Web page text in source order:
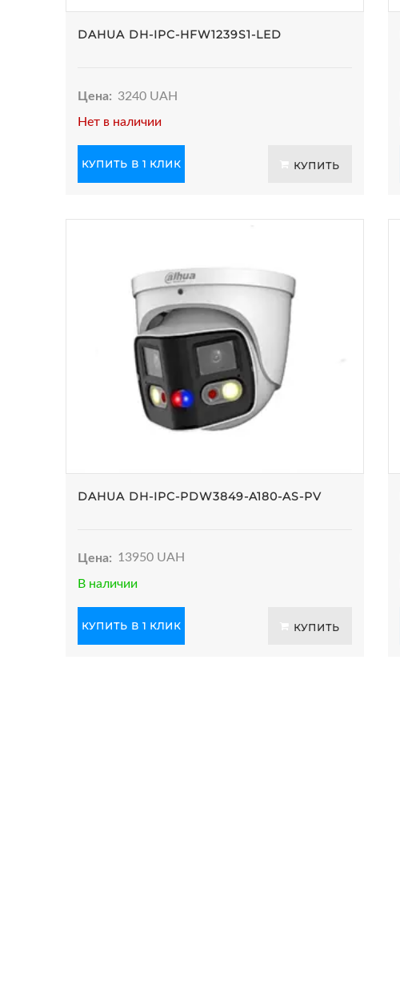
DAHUA DH-IPC-HFW1239S1-LED
Цена: 3240 UAH
Нет в наличии
КУПИТЬ В 1 КЛИК КУПИТЬ
DAHUA DH-IPC-PDW3849-A180-AS-PV
Цена: 13950 UAH
В наличии
КУПИТЬ В 1 КЛИК КУПИТЬ